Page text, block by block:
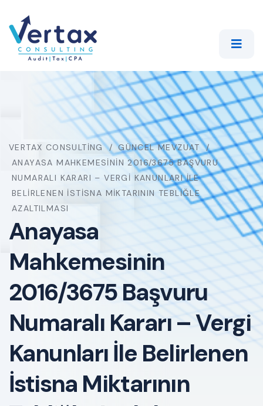
VERTAX CONSULTING
GÜNCEL MEVZUAT
ANAYASA MAHKEMESININ 2016/3675 BAŞVURU
NUMARALI KARARI – VERGI KANUNLARI İLE
BELIRLENEN İSTISNA MIKTARININ TEBLIĞLE
AZALTILMASI
Anayasa
Mahkemesinin
2016/3675 Başvuru
Numaralı Kararı – Vergi
Kanunları İle Belirlenen
İstisna Miktarının